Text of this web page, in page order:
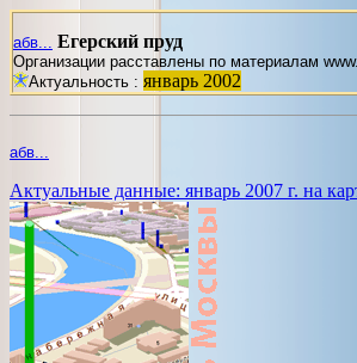
абв... Егерский пруд
Организации расставлены по материалам
Актуальность : январь 2002
абв...
Актуальные данные: январь 2007 г. на